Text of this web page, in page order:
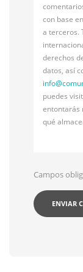
con base
a terceros.
derechos
datos, así
info@
puedes
entontarás
qué
Campos